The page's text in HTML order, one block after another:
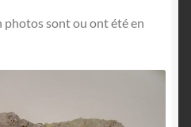
photos sont ou ont été en